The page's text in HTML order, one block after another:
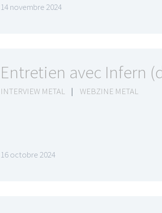
14 novembre 2024
Entretien avec Infern
INTERVIEW METAL | WEBZINE METAL
16 octobre 2024